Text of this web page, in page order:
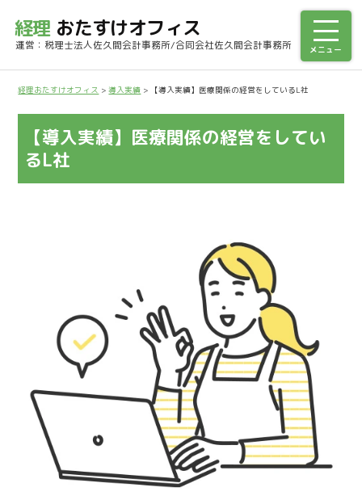
経理 おたすけオフィス
運営：税理士法人佐久間会計事務所/合同会社佐久間会計事務所
経理おたすけオフィス >導入実績 > 【導入実績】医療関係の経営をしているL社
【導入実績】医療関係の経営をしてい
るL社